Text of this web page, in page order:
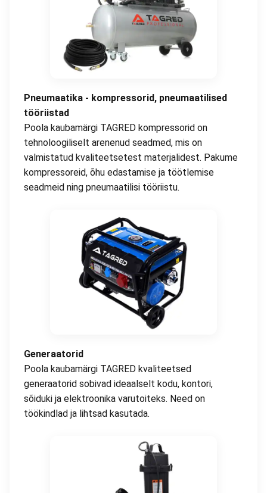
Pneumaatika - kompressorid, pneumaatilised
tööriistad
Poola kaubamärgi TAGRED kompressorid on
tehnoloogiliselt arenenud seadmed, mis on
valmistatud kvaliteetsetest materjalidest. Pakume
kompressoreid, õhu edastamise ja töötlemise
seadmeid ning pneumaatilisi tööriistu.
Generaatorid
Poola kaubamärgi TAGRED kvaliteetsed
generaatorid sobivad ideaalselt kodu, kontori,
sõiduki ja elektroonika varutoiteks. Need on
töökindlad ja lihtsad kasutada.